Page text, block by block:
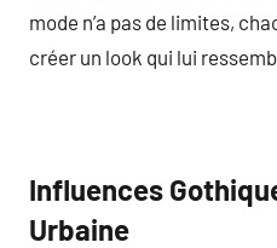
mode n’a pas de limites,
créer un look qui lui
Influences
Urbaine